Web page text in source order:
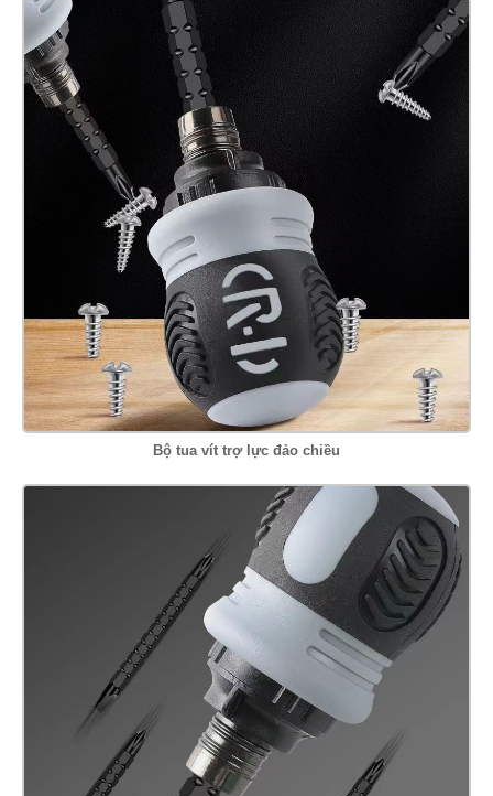
Bộ tua vít trợ lực đảo chiều